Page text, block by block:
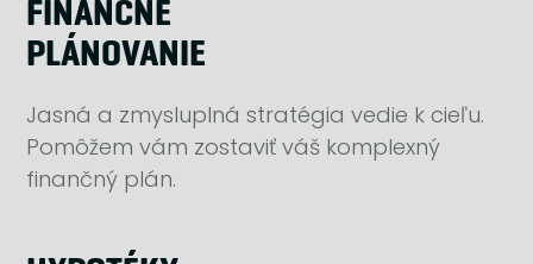
FINANČNÉ
PLÁNOVANIE
Jasná a zmysluplná stratégia vedie k cieľu.
Pomôžem vám zostaviť váš komplexný
finančný plán.